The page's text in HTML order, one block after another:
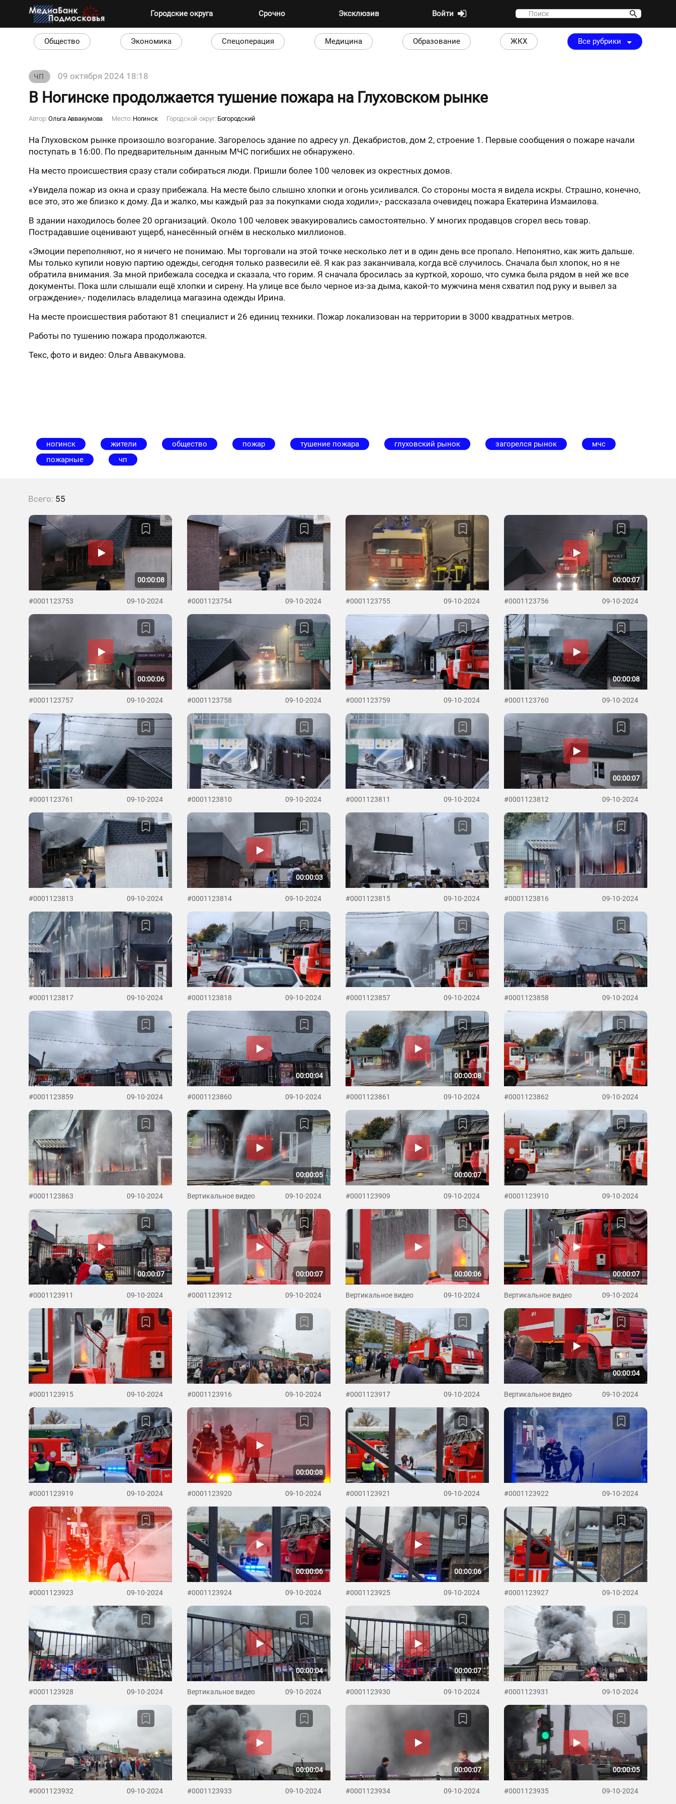
Городские округа Срочно Эксклюзив Войти
Общество Экономика Спецоперация Медицина Образование ЖКХ Все рубрики
ЧП 09 октября 2024 18:18
В Ногинске продолжается тушение пожара на Глуховском рынке
Автор:Ольга Аввакумова Место: Ногинск Городской округ: Богородский
На Глуховском рынке произошло возгорание. Загорелось здание по адресу ул. Декабристов, дом 2, строение 1. Первые сообщения о пожаре начали
поступать в 16:00. По предварительным данным МЧС погибших не обнаружено.
На место происшествия сразу стали собираться люди. Пришли более 100 человек из окрестных домов.
«Увидела пожар из окна и сразу прибежала. На месте было слышно хлопки и огонь усиливался. Со стороны моста я видела искры. Страшно, конечно,
все это, это же близко к дому. Да и жалко, мы каждый раз за покупками сюда ходили»,- рассказала очевидец пожара Екатерина Измаилова.
В здании находилось более 20 организаций. Около 100 человек эвакуировались самостоятельно. У многих продавцов сгорел весь товар.
Пострадавшие оценивают ущерб, нанесённый огнём в несколько миллионов.
«Эмоции переполняют, но я ничего не понимаю. Мы торговали на этой точке несколько лет и в один день все пропало. Непонятно, как жить дальше.
Мы только купили новую партию одежды, сегодня только развесили её. Я как раз заканчивала, когда всё случилось. Сначала был хлопок, но я не
обратила внимания. За мной прибежала соседка и сказала, что горим. Я сначала бросилась за курткой, хорошо, что сумка была рядом в ней же все
документы. Пока шли слышали ещё хлопки и сирену. На улице все было черное из-за дыма, какой-то мужчина меня схватил под руку и вывел за
ограждение»,- поделилась владелица магазина одежды Ирина.
На месте происшествия работают 81 специалист и 26 единиц техники. Пожар локализован на территории в 3000 квадратных метров.
Работы по тушению пожара продолжаются.
Текс, фото и видео: Ольга Аввакумова.
ногинск жители общество пожар тушение пожара глуховский рынок загорелся рынок
мчс
пожарные
чп
Всего: 55
00:00:08
#0001123753 09-10-2024 #0001123754 09-10-2024 #0001123755 09-10-2024
00:00:07
#0001123756 09-10-2024
00:00:06
#0001123757 09-10-2024 #0001123758 09-10-2024 #0001123759 09-10-2024
00:00:08
#0001123760 09-10-2024
#0001123761 09-10-2024 #0001123810 09-10-2024 #0001123811 09-10-2024
00:00:07
#0001123812 09-10-2024
#0001123813 09-10-2024
00:00:03
#0001123814 09-10-2024 #0001123815 09-10-2024 #0001123816 09-10-2024
#0001123817 09-10-2024 #0001123818 09-10-2024 #0001123857 09-10-2024 #0001123858 09-10-2024
#0001123859 09-10-2024
00:00:04
#0001123860 09-10-2024
00:00:08
#0001123861 09-10-2024 #0001123862 09-10-2024
#0001123863 09-10-2024
00:00:05
Вертикальное видео 09-10-2024
00:00:07
#0001123909 09-10-2024 #0001123910 09-10-2024
00:00:07
#0001123911 09-10-2024
00:00:07
#0001123912 09-10-2024
00:00:06
Вертикальное видео 09-10-2024
00:00:07
Вертикальное видео 09-10-2024
#0001123915 09-10-2024 #0001123916 09-10-2024 #0001123917 09-10-2024
00:00:04
Вертикальное видео 09-10-2024
#0001123919 09-10-2024
00:00:08
#0001123920 09-10-2024 #0001123921 09-10-2024 #0001123922 09-10-2024
#0001123923 09-10-2024
00:00:06
#0001123924 09-10-2024
00:00:06
#0001123925 09-10-2024 #0001123927 09-10-2024
#0001123928 09-10-2024
00:00:04
Вертикальное видео 09-10-2024
00:00:07
#0001123930 09-10-2024 #0001123931 09-10-2024
#0001123932 09-10-2024
00:00:04
#0001123933 09-10-2024
00:00:07
#0001123934 09-10-2024
00:00:05
#0001123935 09-10-2024